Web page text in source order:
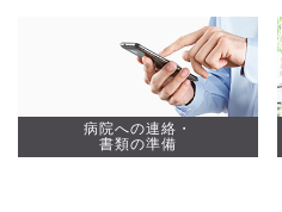
病院への連絡・
書類の準備